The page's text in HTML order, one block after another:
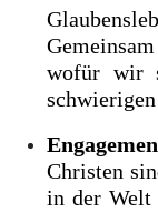
wofür wir
Christen
in der Welt